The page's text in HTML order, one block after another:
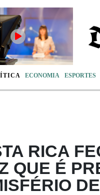
ECONOMIA ESPORTES
RICA
QUE É